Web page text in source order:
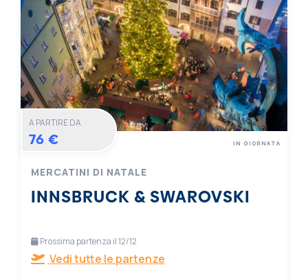
A PARTIRE DA
76 €
MERCATINI DI NATALE
INNSBRUCK & SWAROVSKI
IN GIORNATA
Prossima partenza il 12/12
Vedi tutte le partenze